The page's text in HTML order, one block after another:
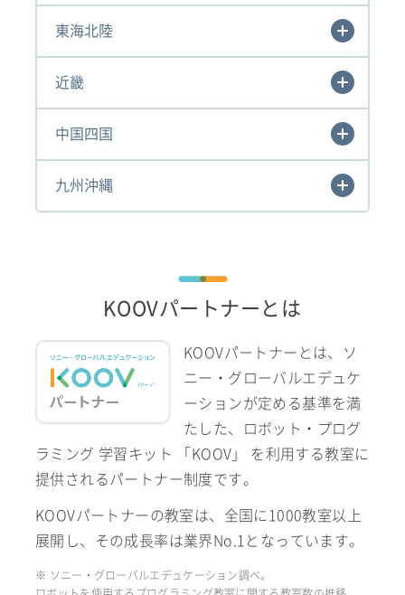
東海北陸
近畿
中国四国
九州沖縄
KOOVパートナーとは
KOOVパートナーとは、ソ
ニー・グローバルエデュケ
ーションが定める基準を満
たした、ロボット・プログ
ラミング 学習キット 「KOOV」 を利用する教室に
提供されるパートナー制度です。
KOOVパートナーの教室は、全国に1000教室以上
展開し、その成長率は業界No.1となっています。
※ ソニー・グローバルエデュケーション調べ。
ロボットを使用するプログラミング教室に関する教室数の推移